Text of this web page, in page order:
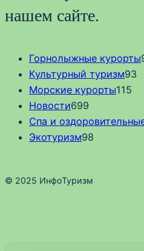
нашем сайте.
Горнолыжные курорты
Культурный туризм93
Морские курорты115
Новости699
Спа и
Экотуризм98
© 2025 ИнфоТуризм